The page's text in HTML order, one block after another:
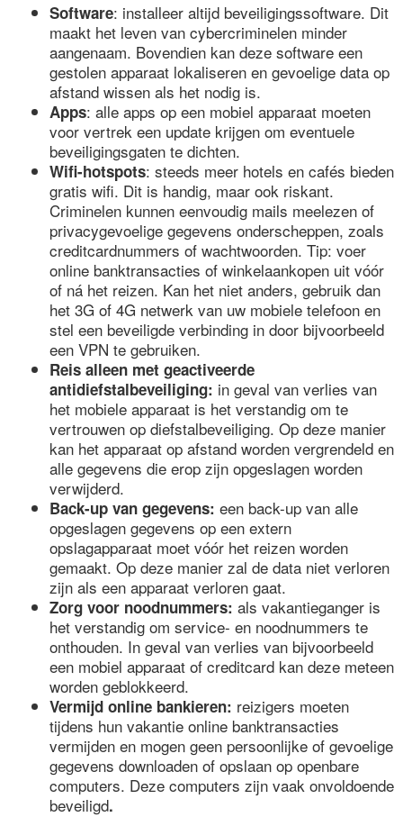
Software: installeer altijd beveiligingssoftware. Dit
maakt het leven van cybercriminelen minder
aangenaam. Bovendien kan deze software een
gestolen apparaat lokaliseren en gevoelige data op
afstand wissen als het nodig is.
Apps: alle apps op een mobiel apparaat moeten
voor vertrek een update krijgen om eventuele
beveiligingsgaten te dichten.
Wifi-hotspots: steeds meer hotels en cafés bieden
gratis wifi. Dit is handig, maar ook riskant.
Criminelen kunnen eenvoudig mails meelezen of
privacygevoelige gegevens onderscheppen, zoals
creditcardnummers of wachtwoorden. Tip: voer
online banktransacties of winkelaankopen uit vóór
of ná het reizen. Kan het niet anders, gebruik dan
het 3G of 4G netwerk van uw mobiele telefoon en
stel een beveiligde verbinding in door bijvoorbeeld
een VPN te gebruiken.
Reis alleen met geactiveerde
antidiefstalbeveiliging: in geval van verlies van
het mobiele apparaat is het verstandig om te
vertrouwen op diefstalbeveiliging. Op deze manier
kan het apparaat op afstand worden vergrendeld en
alle gegevens die erop zijn opgeslagen worden
verwijderd.
Back-up van gegevens: een back-up van alle
opgeslagen gegevens op een extern
opslagapparaat moet vóór het reizen worden
gemaakt. Op deze manier zal de data niet verloren
zijn als een apparaat verloren gaat.
Zorg voor noodnummers: als vakantieganger is
het verstandig om service- en noodnummers te
onthouden. In geval van verlies van bijvoorbeeld
een mobiel apparaat of creditcard kan deze meteen
worden geblokkeerd.
Vermijd online bankieren: reizigers moeten
tijdens hun vakantie online banktransacties
vermijden en mogen geen persoonlijke of gevoelige
gegevens downloaden of opslaan op openbare
computers. Deze computers zijn vaak onvoldoende
beveiligd.